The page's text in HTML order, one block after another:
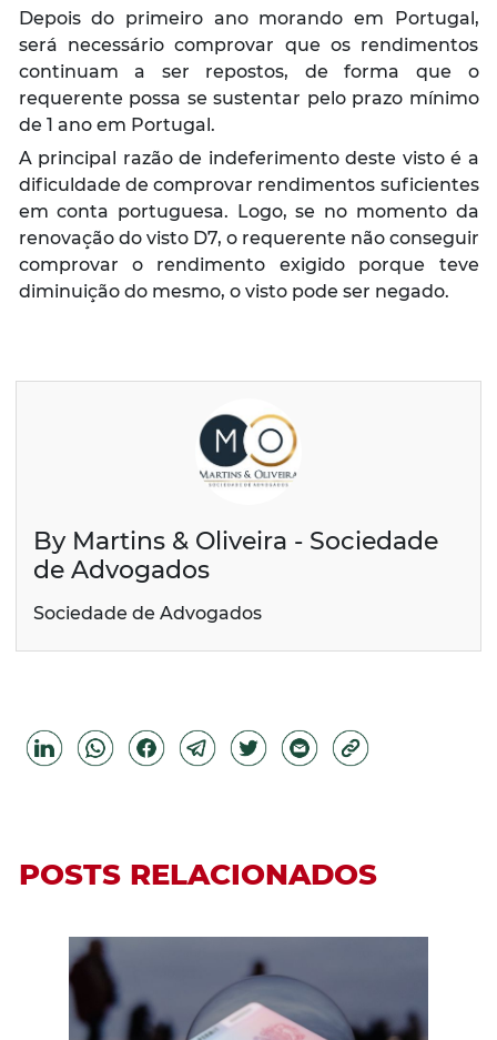
Depois do primeiro ano morando em Portugal,
será necessário comprovar que os rendimentos
continuam a ser repostos, de forma que o
requerente possa se sustentar pelo prazo mínimo
de 1 ano em Portugal.
A principal razão de indeferimento deste visto é a
dificuldade de comprovar rendimentos suficientes
em conta portuguesa. Logo, se no momento da
renovação do visto D7, o requerente não conseguir
comprovar o rendimento exigido porque teve
diminuição do mesmo, o visto pode ser negado.
By Martins & Oliveira - Sociedade
de Advogados
Sociedade de Advogados
POSTS RELACIONADOS